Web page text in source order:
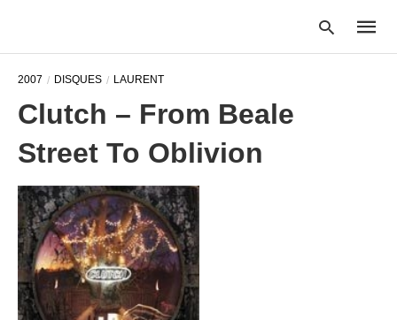
2007 DISQUES LAURENT
Clutch – From Beale
Street To Oblivion